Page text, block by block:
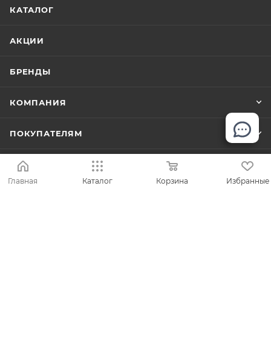
КАТАЛОГ
АКЦИИ
БРЕНДЫ
КОМПАНИЯ
ПОКУПАТЕЛЯМ
ПОМОЩЬ
Главная Каталог Корзина Избранные